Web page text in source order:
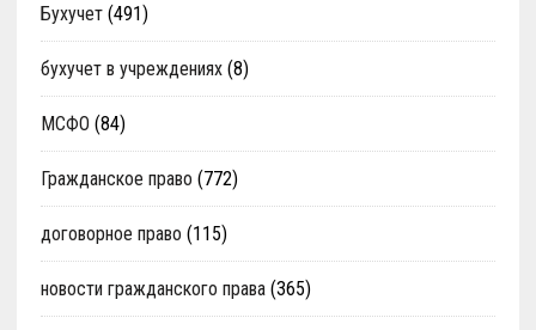
Бухучет(491)
бухучет в учреждениях(8)
МСФО (84)
Гражданское право (772)
договорное право (115)
новости гражданского права(365)